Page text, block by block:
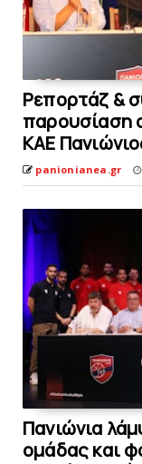
Ρεπορτάζ &
παρουσίαση
ΚΑΕ
panionianea.gr
Πανιώνια
ομάδας και